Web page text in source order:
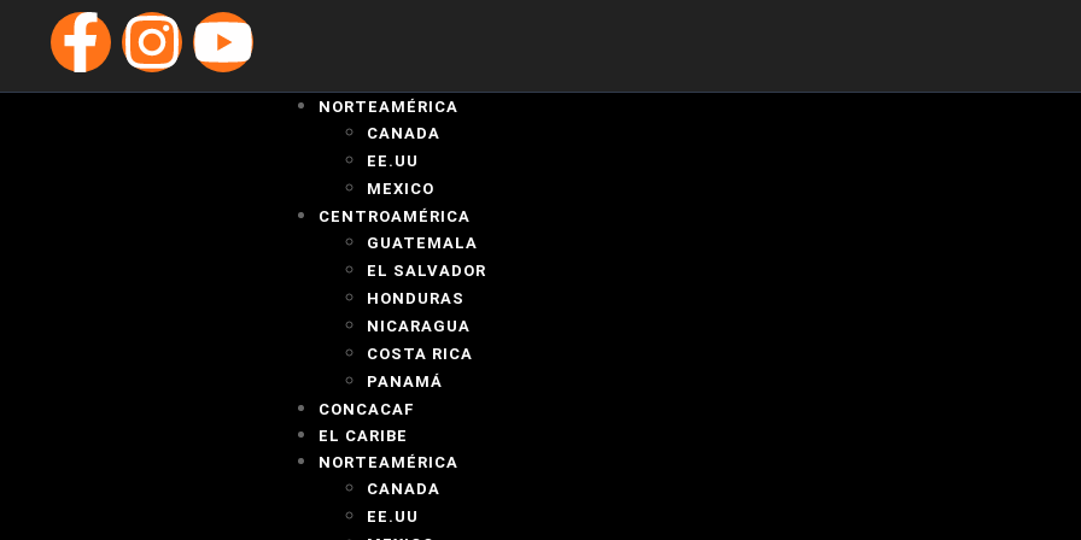
NORTEAMÉRICA
CANADA
EE.UU
MEXICO
CENTROAMÉRICA
GUATEMALA
EL SALVADOR
HONDURAS
NICARAGUA
COSTA RICA
PANAMÁ
CONCACAF
EL CARIBE
NORTEAMÉRICA
CANADA
EE.UU